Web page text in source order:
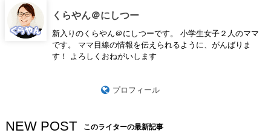
くらやん＠にしつー
新入りのくらやん＠にしつーです。 小学生女子２人のママ
です。 ママ目線の情報を伝えられるように、がんばりま
す！ よろしくおねがいします
プロフィール
NEW POST このライターの最新記事